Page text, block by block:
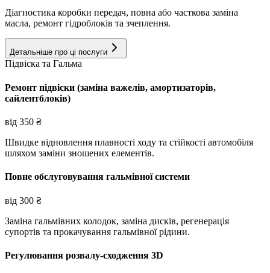
Діагностика коробки передач, повна або часткова заміна
масла, ремонт гідроблоків та зчеплення.
Детальніше про ці послуги
Підвіска та Гальма
Ремонт підвіски (заміна важелів, амортизаторів,
сайлентблоків)
від 350 ₴
Швидке відновлення плавності ходу та стійкості автомобіля
шляхом заміни зношених елементів.
Повне обслуговування гальмівної системи
від 300 ₴
Заміна гальмівних колодок, заміна дисків, регенерація
супортів та прокачування гальмівної рідини.
Регулювання розвалу-сходження 3D